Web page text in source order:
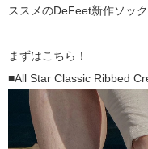
ススメのDeFeet新作ソッ
まずはこちら！
■All Star Classic Ribbed